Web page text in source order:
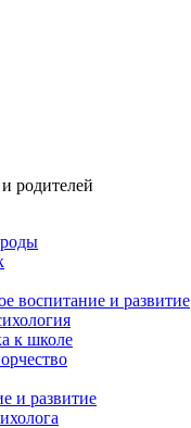
родителей
воспитание и развитие
к школе
и развитие